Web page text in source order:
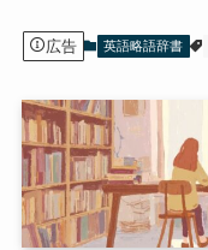
広告 英語略語辞書